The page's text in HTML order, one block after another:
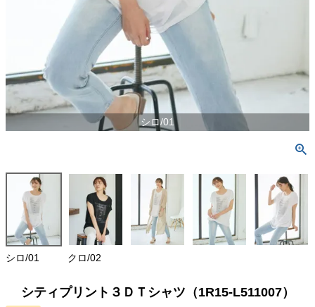
シロ/01
シロ/01 クロ/02
シティプリント３ＤＴシャツ（1R15-L511007）